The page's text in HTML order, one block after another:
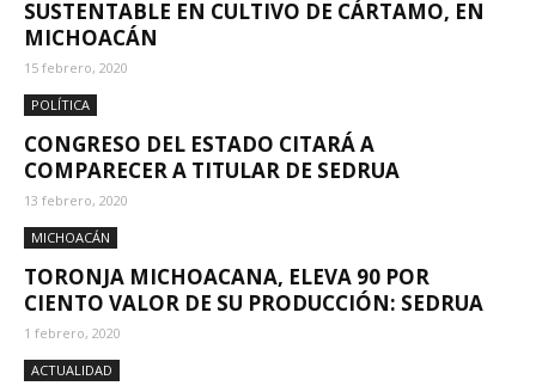
SUSTENTABLE EN CULTIVO DE CÁRTAMO, EN
MICHOACÁN
15 febrero, 2020
POLÍTICA
CONGRESO DEL ESTADO CITARÁ A
COMPARECER A TITULAR DE SEDRUA
13 febrero, 2020
MICHOACÁN
TORONJA MICHOACANA, ELEVA 90 POR
CIENTO VALOR DE SU PRODUCCIÓN: SEDRUA
1 febrero, 2020
ACTUALIDAD